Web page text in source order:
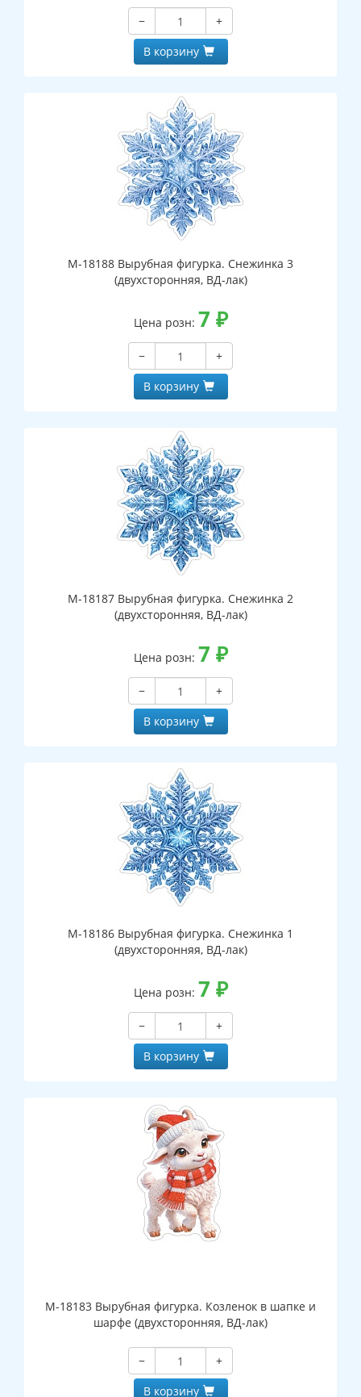
−
+
В корзину
М-18188 Вырубная фигурка. Снежинка 3
(двухсторонняя, ВД-лак)
Цена розн: 7 ₽
−
+
В корзину
М-18187 Вырубная фигурка. Снежинка 2
(двухсторонняя, ВД-лак)
Цена розн: 7 ₽
−
+
В корзину
М-18186 Вырубная фигурка. Снежинка 1
(двухсторонняя, ВД-лак)
Цена розн: 7 ₽
−
+
В корзину
М-18183 Вырубная фигурка. Козленок в шапке и
шарфе (двухсторонняя, ВД-лак)
−
+
В корзину